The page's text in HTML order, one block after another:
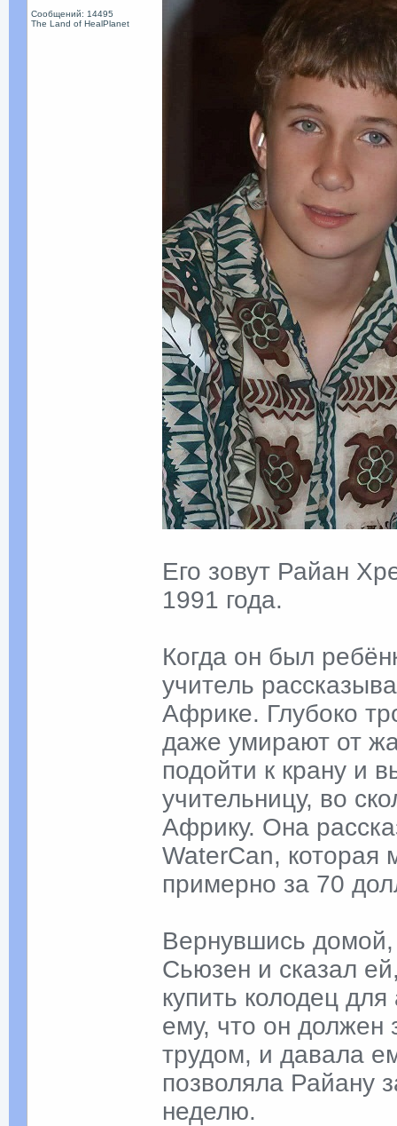
Сообщений: 14495
The Land of HealPlanet
Его зовут Райан
1991 года.
Когда он был
учитель
Африке. Глубоко
даже умирают от
подойти к крану и
учительницу, во
Африку. Она
WaterCan, которая
примерно за 70
Вернувшись
Сьюзен и сказал
купить колодец
ему, что он должен
трудом, и давала
позволяла Райану
неделю.